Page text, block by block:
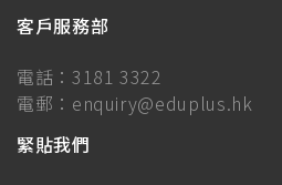
客戶服務部
電話： 3181 3322
電郵： enquiry@eduplus.hk
緊貼我們